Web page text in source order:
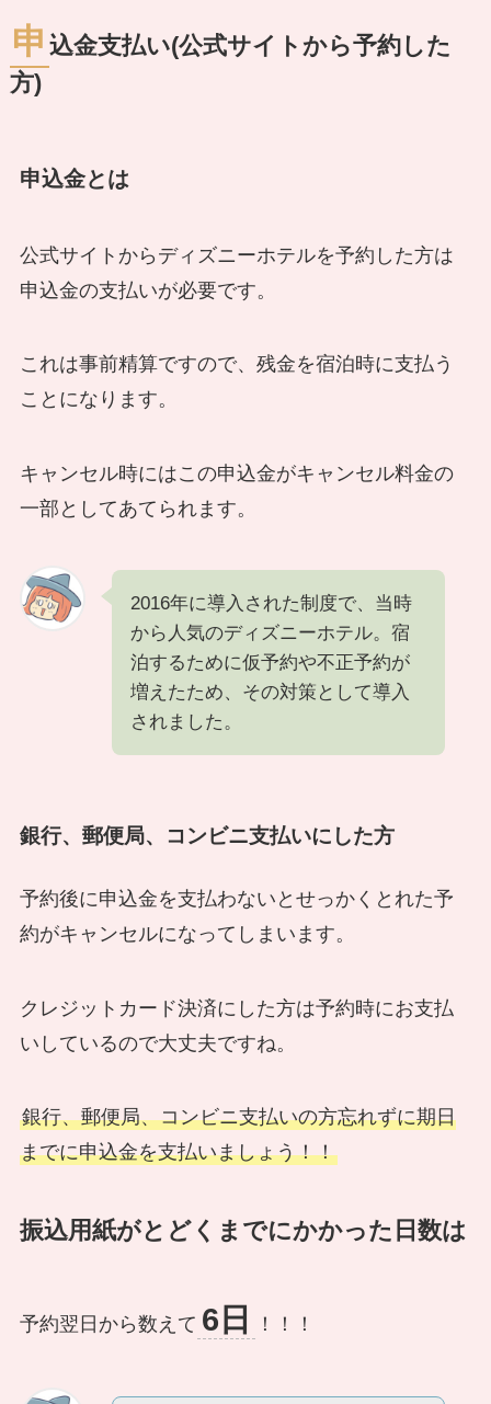
申 込金支払い(公式サイトから予約した
方)
申込金とは
公式サイトからディズニーホテルを予約した方は
申込金の支払いが必要です。
これは事前精算ですので、残金を宿泊時に支払う
ことになります。
キャンセル時にはこの申込金がキャンセル料金の
一部としてあてられます。
2016年に導入された制度で、当時
から人気のディズニーホテル。宿
泊するために仮予約や不正予約が
増えたため、その対策として導入
されました。
銀行、郵便局、コンビニ支払いにした方
予約後に申込金を支払わないとせっかくとれた予
約がキャンセルになってしまいます。
クレジットカード決済にした方は予約時にお支払
いしているので大丈夫ですね。
銀行、郵便局、コンビニ支払いの方忘れずに期日
までに申込金を支払いましょう！！
振込用紙がとどくまでにかかった日数は
予約翌日から数えて 6日 ！！！